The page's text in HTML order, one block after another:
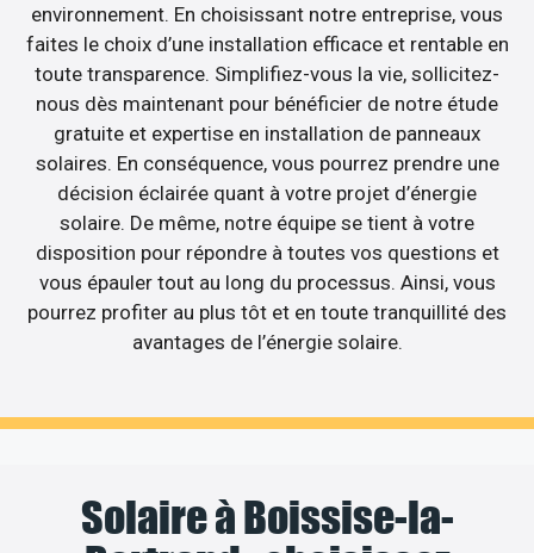
environnement. En choisissant notre entreprise, vous
faites le choix d’une installation efficace et rentable en
toute transparence. Simplifiez-vous la vie, sollicitez-
nous dès maintenant pour bénéficier de notre étude
gratuite et expertise en installation de panneaux
solaires. En conséquence, vous pourrez prendre une
décision éclairée quant à votre projet d’énergie
solaire. De même, notre équipe se tient à votre
disposition pour répondre à toutes vos questions et
vous épauler tout au long du processus. Ainsi, vous
pourrez profiter au plus tôt et en toute tranquillité des
avantages de l’énergie solaire.
Solaire à Boissise-la-